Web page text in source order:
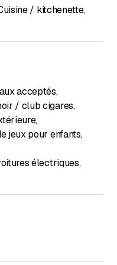
/ kitchenette,
acceptés,
/ club cigares,
,
jeux pour enfants,
électriques,